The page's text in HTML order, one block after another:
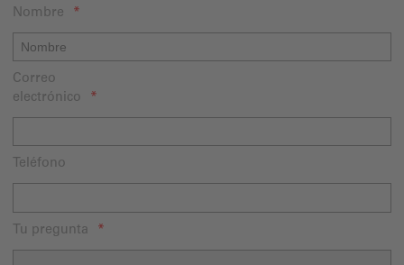
Nombre
Correo
electrónico
Teléfono
Tu pregunta